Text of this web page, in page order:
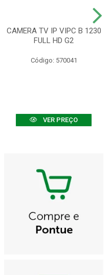
CAMERA TV IP VIPC B 1230
FULL HD G2
Código: 570041
VER PREÇO